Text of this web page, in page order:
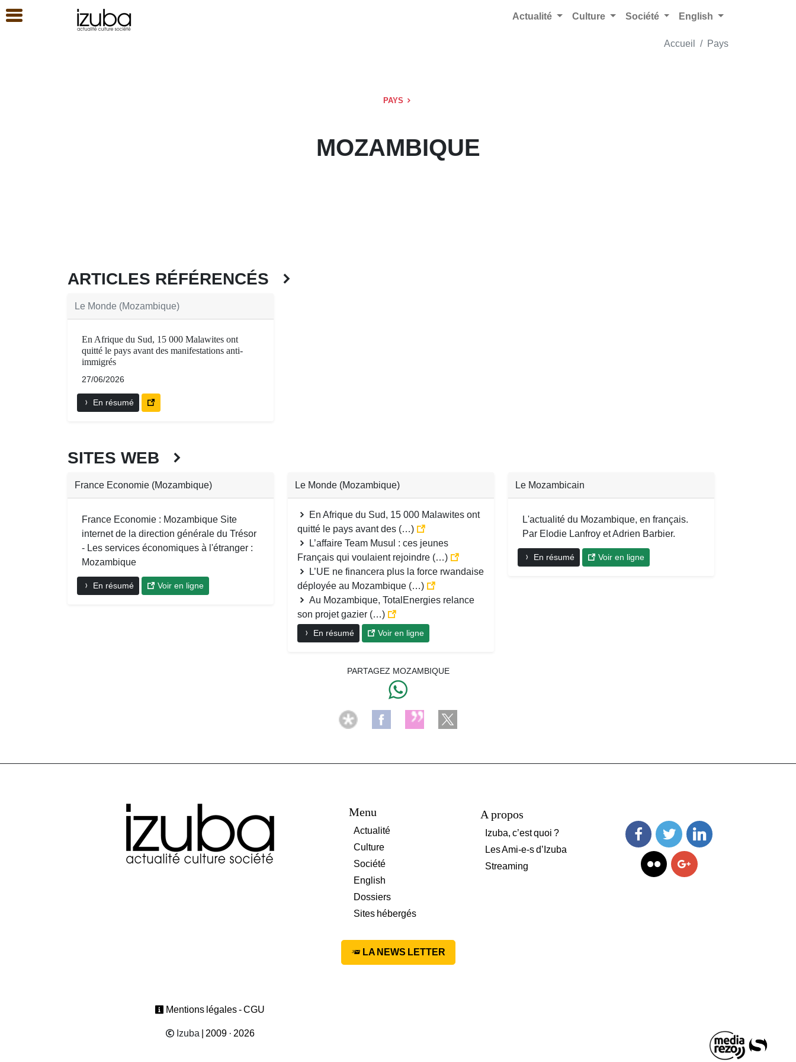
Actualité Culture Société English
Accueil Pays
PAYS
MOZAMBIQUE
ARTICLES RÉFÉRENCÉS
Le Monde (Mozambique)
En Afrique du Sud, 15 000 Malawites ont
quitté le pays avant des manifestations anti-
immigrés
27/06/2026
En résumé
SITES WEB
France Economie (Mozambique)
France Economie : Mozambique Site
internet de la direction générale du Trésor
- Les services économiques à l'étranger :
Mozambique
En résumé Voir en ligne
Le Monde (Mozambique)
En Afrique du Sud, 15 000 Malawites ont
quitté le pays avant des (…)
L’affaire Team Musul : ces jeunes
Français qui voulaient rejoindre (…)
L’UE ne financera plus la force rwandaise
déployée au Mozambique (…)
Au Mozambique, TotalEnergies relance
son projet gazier (…)
En résumé Voir en ligne
Le Mozambicain
L'actualité du Mozambique, en français.
Par Elodie Lanfroy et Adrien Barbier.
En résumé Voir en ligne
PARTAGEZ MOZAMBIQUE
Menu
Actualité
Culture
Société
English
Dossiers
Sites hébergés
A propos
Izuba, c’est quoi ?
Les Ami-e-s d’Izuba
Streaming
FacebookTwitter
LA NEWS LETTER
Mentions légales - CGU
Izuba | 2009 · 2026